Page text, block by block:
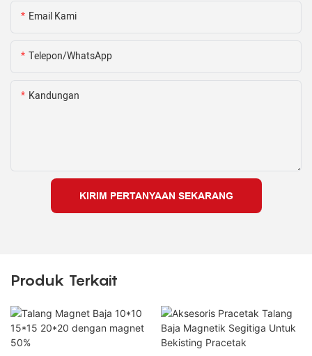
Email Kami
Telepon/WhatsApp
Kandungan
KIRIM PERTANYAAN SEKARANG
Produk Terkait